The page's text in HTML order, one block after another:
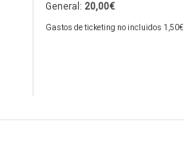
General: 20,00€
Gastos de ticketing no incluidos 1,50€